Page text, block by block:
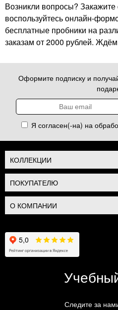
Возникли вопросы?
воспользуйтесь онлайн-
бесплатные пробники на
заказам от 2000 рублей.
Оформите подписку и
Я согласен(-на) на
КОЛЛЕКЦИИ
ПОКУПАТЕЛЮ
О КОМПАНИИ
Следите за